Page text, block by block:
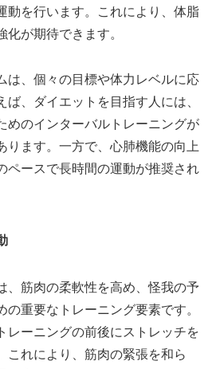
動を行います。これにより、体脂
が期待できます。
は、個々の目標や体力レベルに応
ば、ダイエットを目指す人には、
めのインターバルトレーニングが
ります。一方で、心肺機能の向上
ペースで長時間の運動が推奨され
、筋肉の柔軟性を高め、怪我の予
の重要なトレーニング要素です。
レーニングの前後にストレッチを
これにより、筋肉の緊張を和ら